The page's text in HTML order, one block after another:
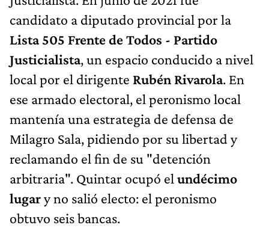
candidato a diputado provincial por la
Lista 505 Frente de Todos - Partido
Justicialista, un espacio conducido a nivel
local por el dirigente Rubén Rivarola. En
ese armado electoral, el peronismo local
mantenía una estrategia de defensa de
Milagro Sala, pidiendo por su libertad y
reclamando el fin de su "detención
arbitraria". Quintar ocupó el undécimo
lugary no salió electo: el peronismo
obtuvo seis bancas.